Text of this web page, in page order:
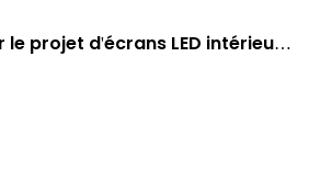
projet d'écrans LED intérieurs